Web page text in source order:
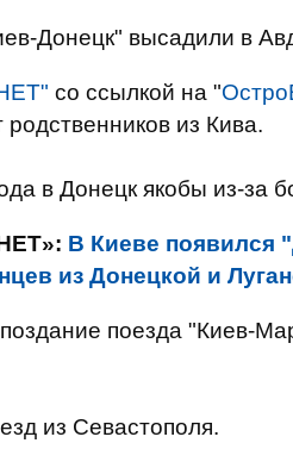
Донецк" высадили в
со ссылкой на "
из Кива.
в Донецк якобы из-за
В Киеве появился
из Донецкой и
поезда "Киев-
из Севастополя.